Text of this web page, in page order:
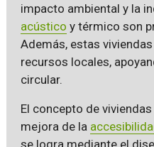
impacto ambiental y la
acústico y térmico son
Además, estas
recursos locales,
circular.
El concepto de
mejora de la
se logra mediante el